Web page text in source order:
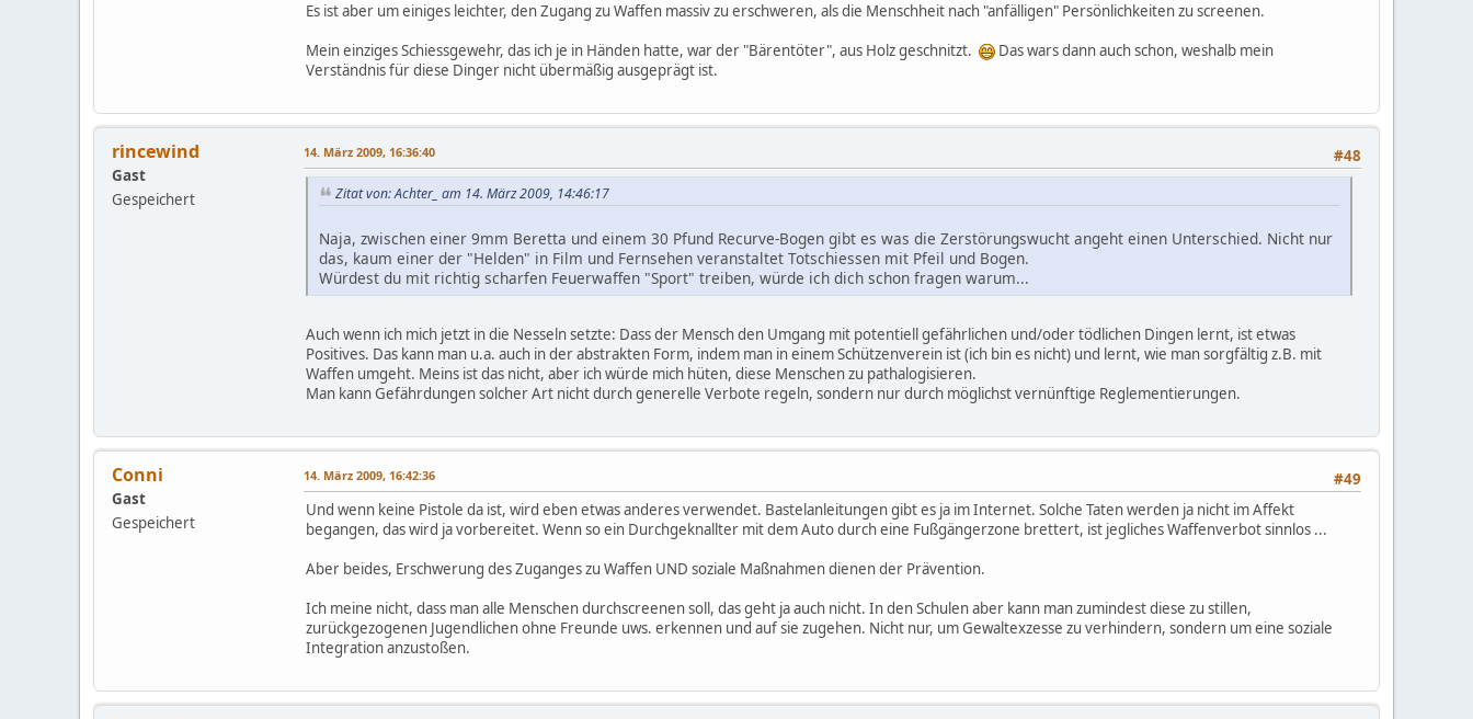
Es ist aber um einiges leichter, den Zugang zu Waffen massiv zu erschweren, als die Menschheit nach "anfälligen" Persönlichkeiten zu screenen.
Mein einziges Schiessgewehr, das ich je in Händen hatte, war der "Bärentöter", aus Holz geschnitzt.
Das wars dann auch schon, weshalb mein
Verständnis für diese Dinger nicht übermäßig ausgeprägt ist.
rincewind
Gast
Gespeichert
#48
14. März 2009, 16:36:40
Zitat von: Achter_ am 14. März 2009, 14:46:17
Naja, zwischen einer 9mm Beretta und einem 30 Pfund Recurve-Bogen gibt es was die Zerstörungswucht angeht einen Unterschied. Nicht nur
das, kaum einer der "Helden" in Film und Fernsehen veranstaltet Totschiessen mit Pfeil und Bogen.
Würdest du mit richtig scharfen Feuerwaffen "Sport" treiben, würde ich dich schon fragen warum...
Auch wenn ich mich jetzt in die Nesseln setzte: Dass der Mensch den Umgang mit potentiell gefährlichen und/oder tödlichen Dingen lernt, ist etwas
Positives. Das kann man u.a. auch in der abstrakten Form, indem man in einem Schützenverein ist (ich bin es nicht) und lernt, wie man sorgfältig z.B. mit
Waffen umgeht. Meins ist das nicht, aber ich würde mich hüten, diese Menschen zu pathalogisieren.
Man kann Gefährdungen solcher Art nicht durch generelle Verbote regeln, sondern nur durch möglichst vernünftige Reglementierungen.
Conni
Gast
Gespeichert
#49
14. März 2009, 16:42:36
Und wenn keine Pistole da ist, wird eben etwas anderes verwendet. Bastelanleitungen gibt es ja im Internet. Solche Taten werden ja nicht im Affekt
begangen, das wird ja vorbereitet. Wenn so ein Durchgeknallter mit dem Auto durch eine Fußgängerzone brettert, ist jegliches Waffenverbot sinnlos ...
Aber beides, Erschwerung des Zuganges zu Waffen UND soziale Maßnahmen dienen der Prävention.
Ich meine nicht, dass man alle Menschen durchscreenen soll, das geht ja auch nicht. In den Schulen aber kann man zumindest diese zu stillen,
zurückgezogenen Jugendlichen ohne Freunde uws. erkennen und auf sie zugehen. Nicht nur, um Gewaltexzesse zu verhindern, sondern um eine soziale
Integration anzustoßen.